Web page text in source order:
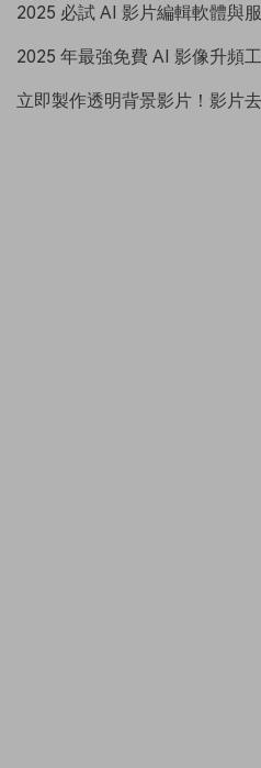
2025 必試 AI 影片編輯軟體與
2025 年最強免費 AI 影像升頻
立即製作透明背景影片！影片